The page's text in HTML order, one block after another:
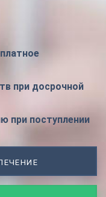
при досрочной
при поступлении